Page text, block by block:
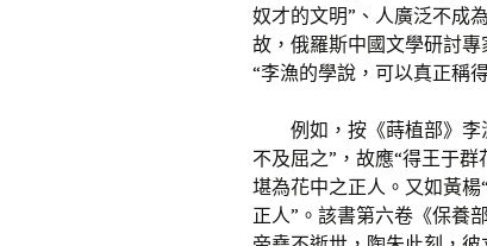
奴才的文明”、人廣泛不成
故，俄羅斯中國文學研討
“李漁的學說，可以真正稱
例如，按《蒔植部》李
不及屈之”，故應“得王于群
堪為花中之正人。又如黃楊
正人”。該書第六卷《保養